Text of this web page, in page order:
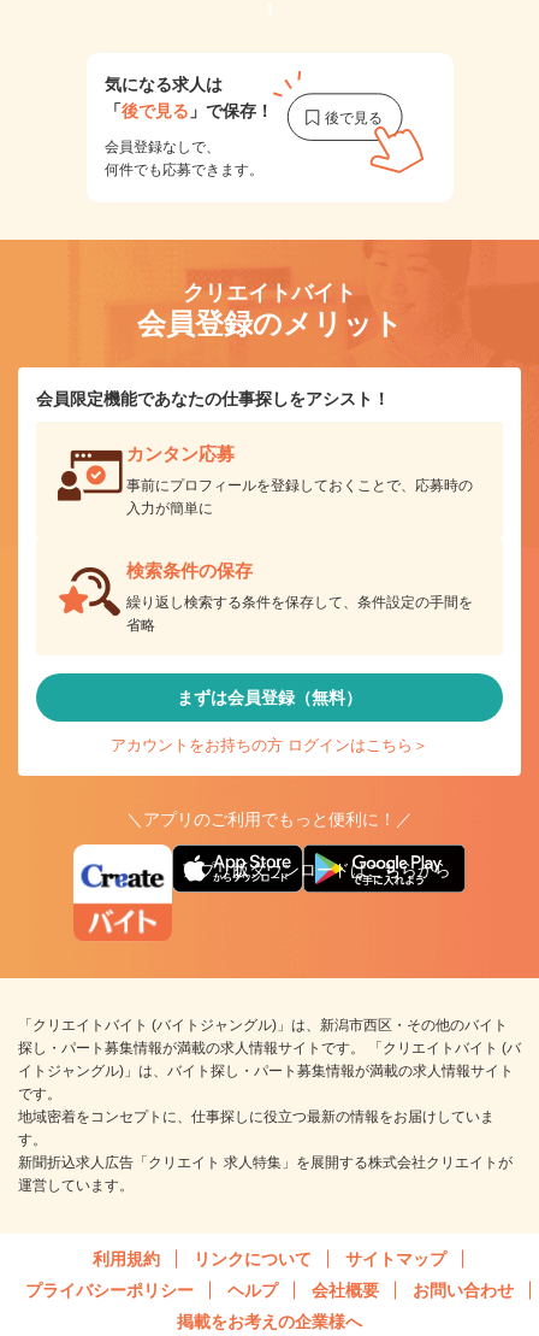
1
気になる求人は
「後で見る 」で保存！
会員登録なしで、
何件でも応募できます。
クリエイトバイト
会員登録のメリット
会員限定機能であなたの仕事探しをアシスト！
カンタン応募
事前にプロフィールを登録しておくことで、応募時の
入力が簡単に
検索条件の保存
繰り返し検索する条件を保存して、条件設定の手間を
省略
まずは会員登録（無料）
アカウントをお持ちの方 ログインはこちら＞
＼アプリのご利用でもっと便利に！／
アプリ版ダウンロードはこちらから
「クリエイトバイト (バイトジャングル)」は、新潟市西区・その他のバイト
探し・パート募集情報が満載の求人情報サイトです。 「クリエイトバイト (バ
イトジャングル)」は、バイト探し・パート募集情報が満載の求人情報サイト
です。
地域密着をコンセプトに、仕事探しに役立つ最新の情報をお届けしていま
す。
新聞折込求人広告「クリエイト 求人特集」を展開する株式会社クリエイトが
運営しています。
利用規約 リンクについて
サイトマップ
プライバシーポリシー
ヘルプ 会社概要
お問い合わせ
掲載をお考えの企業様へ